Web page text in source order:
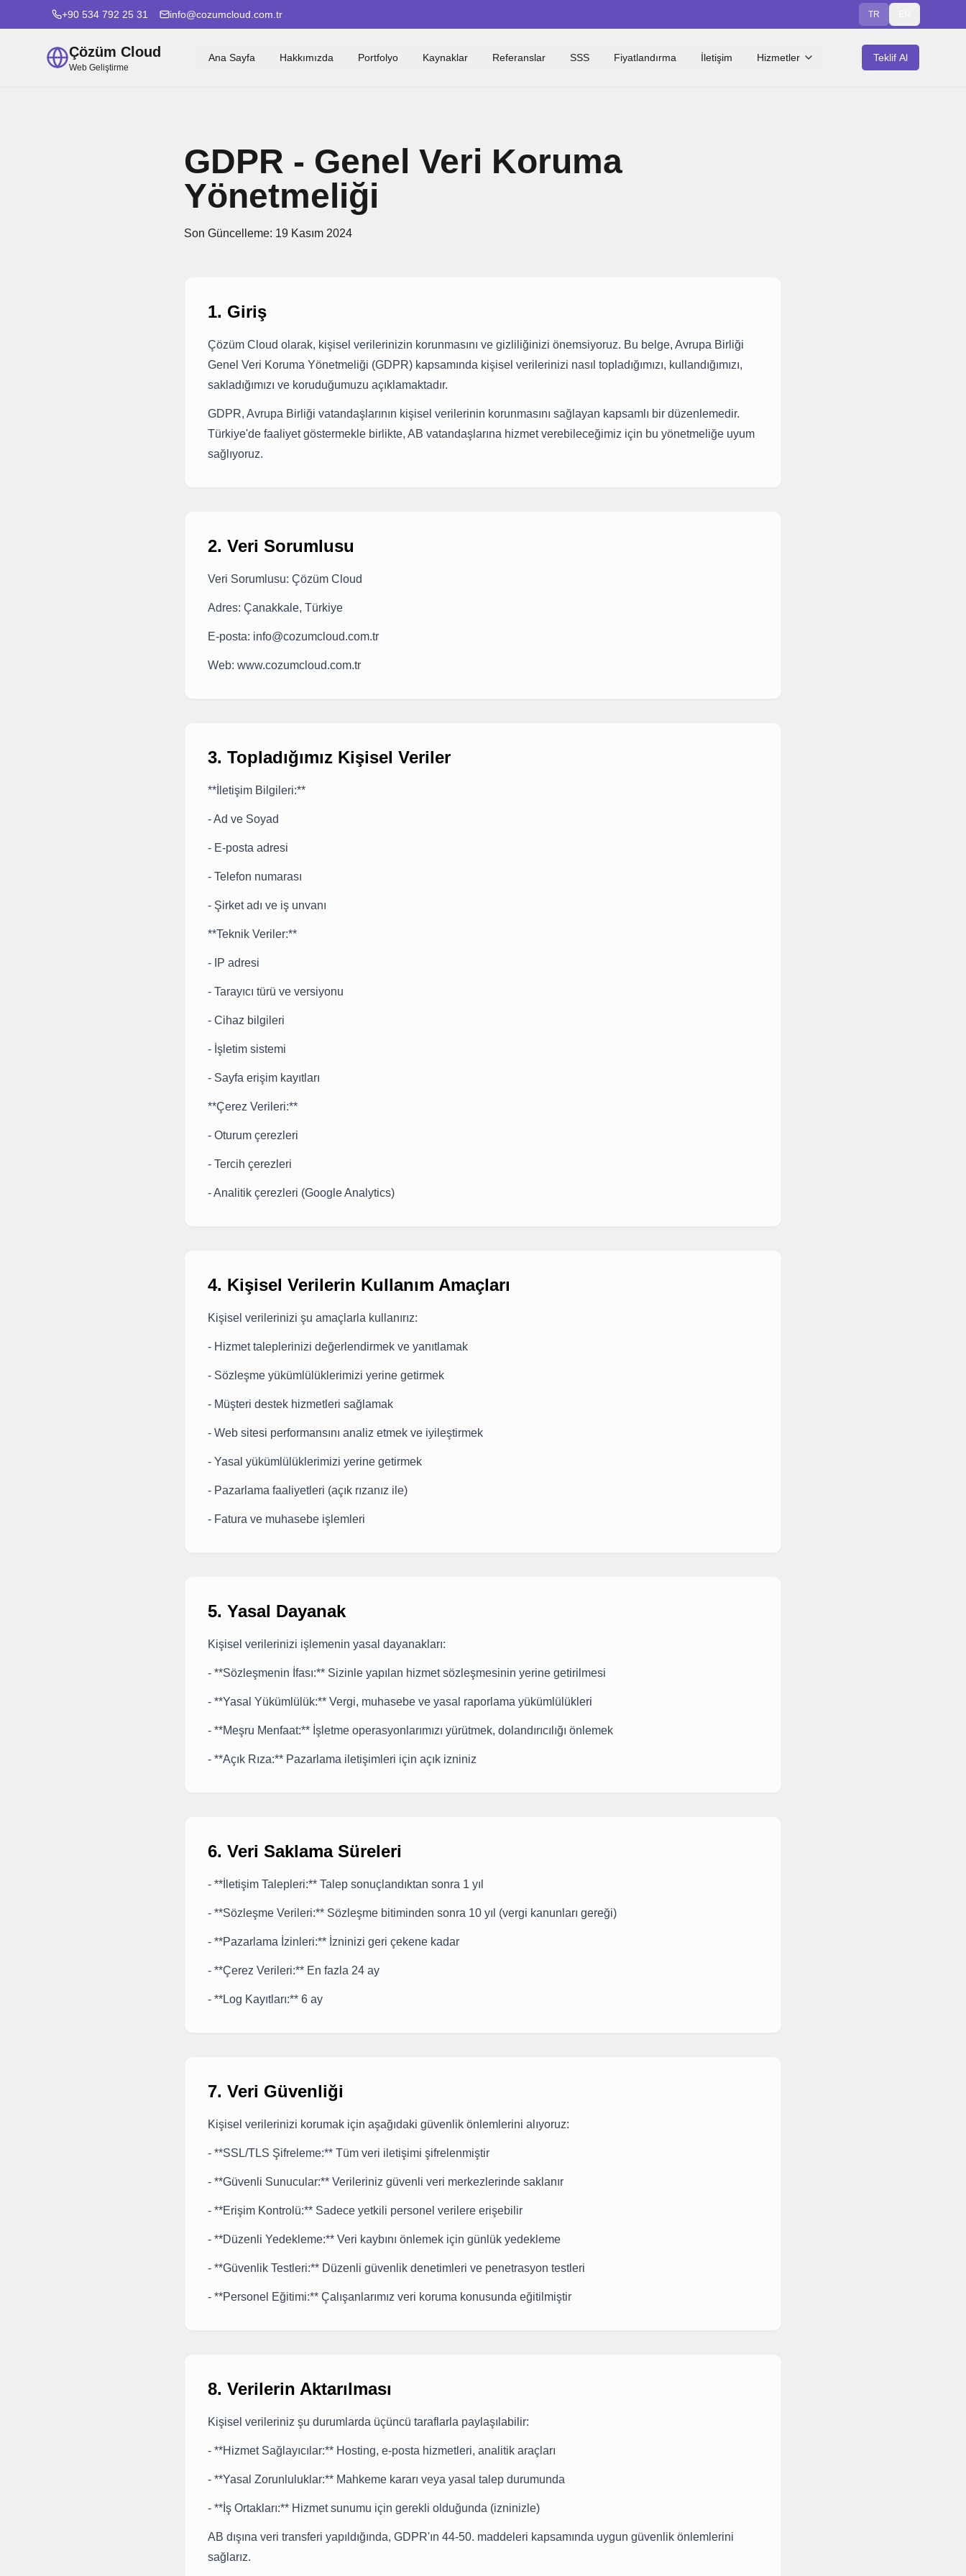
+90 534 792 25 31 info@cozumcloud.com.tr TR
Çözüm Cloud
Web Geliştirme
Ana Sayfa Hakkımızda Portfolyo Kaynaklar Referanslar SSS Fiyatlandırma İletişim Hizmetler Teklif Al
GDPR - Genel Veri Koruma
Yönetmeliği
Son Güncelleme: 19 Kasım 2024
1. Giriş
Çözüm Cloud olarak, kişisel verilerinizin korunmasını ve gizliliğinizi önemsiyoruz. Bu belge, Avrupa Birliği
Genel Veri Koruma Yönetmeliği (GDPR) kapsamında kişisel verilerinizi nasıl topladığımızı, kullandığımızı,
sakladığımızı ve koruduğumuzu açıklamaktadır.
GDPR, Avrupa Birliği vatandaşlarının kişisel verilerinin korunmasını sağlayan kapsamlı bir düzenlemedir.
Türkiye'de faaliyet göstermekle birlikte, AB vatandaşlarına hizmet verebileceğimiz için bu yönetmeliğe uyum
sağlıyoruz.
2. Veri Sorumlusu
Veri Sorumlusu: Çözüm Cloud
Adres: Çanakkale, Türkiye
E-posta: info@cozumcloud.com.tr
Web: www.cozumcloud.com.tr
3. Topladığımız Kişisel Veriler
**İletişim Bilgileri:**
- Ad ve Soyad
- E-posta adresi
- Telefon numarası
- Şirket adı ve iş unvanı
**Teknik Veriler:**
- IP adresi
- Tarayıcı türü ve versiyonu
- Cihaz bilgileri
- İşletim sistemi
- Sayfa erişim kayıtları
**Çerez Verileri:**
- Oturum çerezleri
- Tercih çerezleri
- Analitik çerezleri (Google Analytics)
4. Kişisel Verilerin Kullanım Amaçları
Kişisel verilerinizi şu amaçlarla kullanırız:
- Hizmet taleplerinizi değerlendirmek ve yanıtlamak
- Sözleşme yükümlülüklerimizi yerine getirmek
- Müşteri destek hizmetleri sağlamak
- Web sitesi performansını analiz etmek ve iyileştirmek
- Yasal yükümlülüklerimizi yerine getirmek
- Pazarlama faaliyetleri (açık rızanız ile)
- Fatura ve muhasebe işlemleri
5. Yasal Dayanak
Kişisel verilerinizi işlemenin yasal dayanakları:
- **Sözleşmenin İfası:** Sizinle yapılan hizmet sözleşmesinin yerine getirilmesi
- **Yasal Yükümlülük:** Vergi, muhasebe ve yasal raporlama yükümlülükleri
- **Meşru Menfaat:** İşletme operasyonlarımızı yürütmek, dolandırıcılığı önlemek
- **Açık Rıza:** Pazarlama iletişimleri için açık izniniz
6. Veri Saklama Süreleri
- **İletişim Talepleri:** Talep sonuçlandıktan sonra 1 yıl
- **Sözleşme Verileri:** Sözleşme bitiminden sonra 10 yıl (vergi kanunları gereği)
- **Pazarlama İzinleri:** İzninizi geri çekene kadar
- **Çerez Verileri:** En fazla 24 ay
- **Log Kayıtları:** 6 ay
7. Veri Güvenliği
Kişisel verilerinizi korumak için aşağıdaki güvenlik önlemlerini alıyoruz:
- **SSL/TLS Şifreleme:** Tüm veri iletişimi şifrelenmiştir
- **Güvenli Sunucular:** Verileriniz güvenli veri merkezlerinde saklanır
- **Erişim Kontrolü:** Sadece yetkili personel verilere erişebilir
- **Düzenli Yedekleme:** Veri kaybını önlemek için günlük yedekleme
- **Güvenlik Testleri:** Düzenli güvenlik denetimleri ve penetrasyon testleri
- **Personel Eğitimi:** Çalışanlarımız veri koruma konusunda eğitilmiştir
8. Verilerin Aktarılması
Kişisel verileriniz şu durumlarda üçüncü taraflarla paylaşılabilir:
- **Hizmet Sağlayıcılar:** Hosting, e-posta hizmetleri, analitik araçları
- **Yasal Zorunluluklar:** Mahkeme kararı veya yasal talep durumunda
- **İş Ortakları:** Hizmet sunumu için gerekli olduğunda (izninizle)
AB dışına veri transferi yapıldığında, GDPR'ın 44-50. maddeleri kapsamında uygun güvenlik önlemlerini
sağlarız.